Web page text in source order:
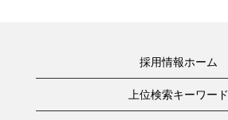
採用情報ホーム
上位検索キーワード